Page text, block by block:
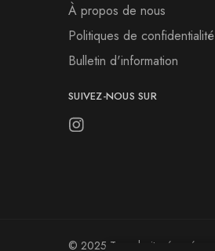
À propos de nous
Politiques de confidentialité
Bulletin d'information
SUIVEZ-NOUS SUR
© 2025 Tous droits réservés.